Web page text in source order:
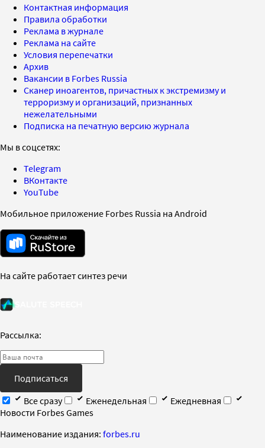
Контактная информация
Правила обработки
Реклама в журнале
Реклама на сайте
Условия перепечатки
Архив
Вакансии в Forbes Russia
Сканер иноагентов, причастных к экстремизму и
терроризму и организаций, признанных
нежелательными
Подписка на печатную версию журнала
Мы в соцсетях:
Telegram
ВКонтакте
YouTube
Мобильное приложение Forbes Russia на Android
На сайте работает синтез речи
Рассылка:
Подписаться
Все сразу
Еженедельная
Ежедневная
Новости Forbes Games
Наименование издания: forbes.ru